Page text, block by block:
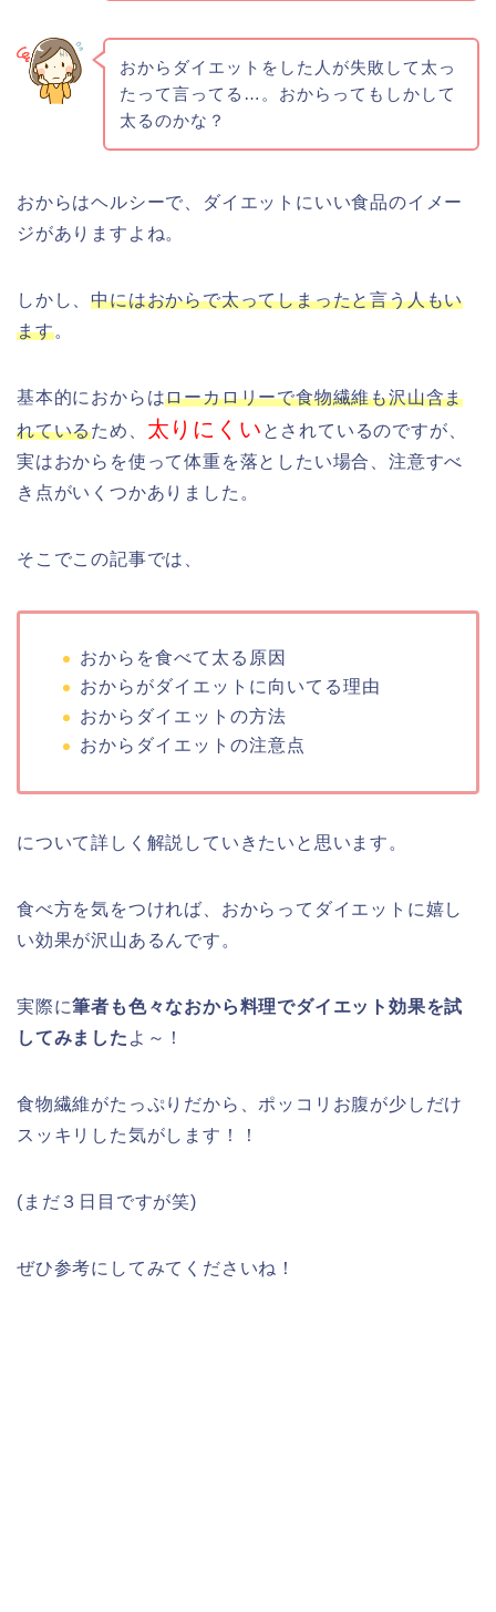
おからダイエットをした人が失敗して太っ
たって言ってる…。おからってもしかして
太るのかな？
おからはヘルシーで、ダイエットにいい食品のイメー
ジがありますよね。
しかし、中にはおからで太ってしまったと言う人もい
ます。
基本的におからはローカロリーで食物繊維も沢山含ま
れているため、 太りにくい とされているのですが、
実はおからを使って体重を落としたい場合、注意すべ
き点がいくつかありました。
そこでこの記事では、
おからを食べて太る原因
おからがダイエットに向いてる理由
おからダイエットの方法
おからダイエットの注意点
について詳しく解説していきたいと思います。
食べ方を気をつければ、おからってダイエットに嬉し
い効果が沢山あるんです。
実際に筆者も色々なおから料理でダイエット効果を試
してみました よ～！
食物繊維がたっぷりだから、ポッコリお腹が少しだけ
スッキリした気がします！！
(まだ３日目ですが笑)
ぜひ参考にしてみてくださいね！